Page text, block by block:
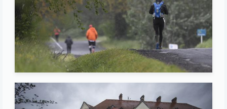
Image